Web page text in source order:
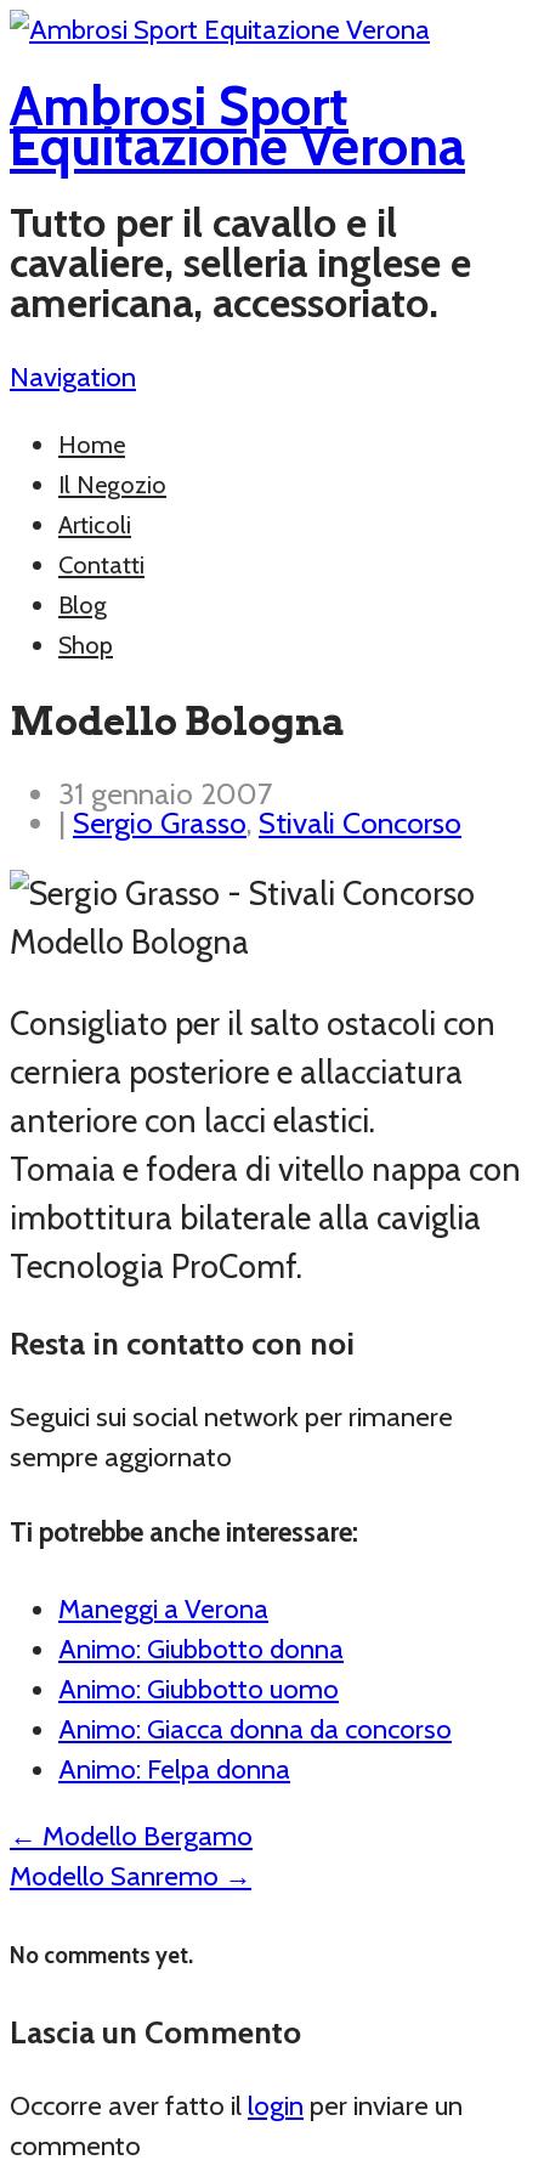
Ambrosi Sport
Equitazione Verona
Tutto per il cavallo e il
cavaliere, selleria inglese e
americana, accessoriato.
Navigation
Home
Il Negozio
Articoli
Contatti
Blog
Shop
Modello Bologna
31 gennaio 2007
| Sergio Grasso, Stivali Concorso
Consigliato per il salto ostacoli con
cerniera posteriore e allacciatura
anteriore con lacci elastici.
Tomaia e fodera di vitello nappa con
imbottitura bilaterale alla caviglia
Tecnologia ProComf.
Resta in contatto con noi
Seguici sui social network per rimanere
sempre aggiornato
Ti potrebbe anche interessare:
Maneggi a Verona
Animo: Giubbotto donna
Animo: Giubbotto uomo
Animo: Giacca donna da concorso
Animo: Felpa donna
← Modello Bergamo
Modello Sanremo →
No comments yet.
Lascia un Commento
Occorre aver fatto il login per inviare un
commento